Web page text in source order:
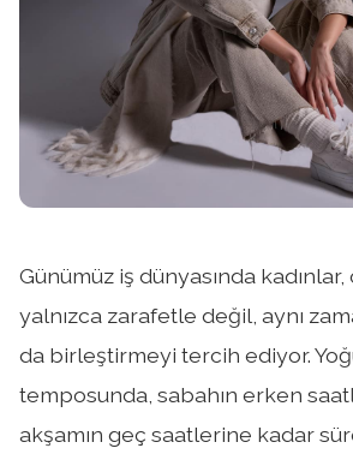
Günümüz iş dünyasında kadınlar,
yalnızca zarafetle değil, aynı
da birleştirmeyi tercih ediyor.
temposunda, sabahın erken
akşamın geç saatlerine kadar